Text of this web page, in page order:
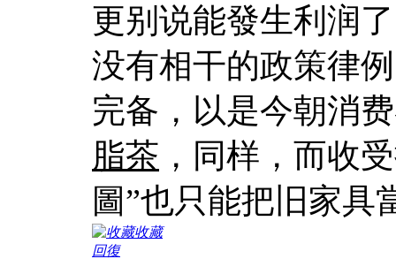
更别说能發生利润
没有相干的政策律
完备，以是今朝消
脂茶 ，同样，而收
圖”也只能把旧家具
收藏
回復